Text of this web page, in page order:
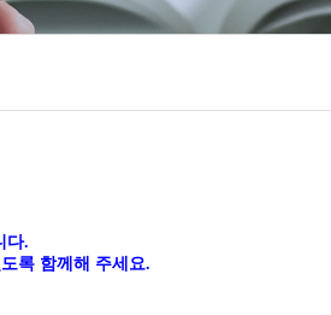
다.
록 함께해 주세요.